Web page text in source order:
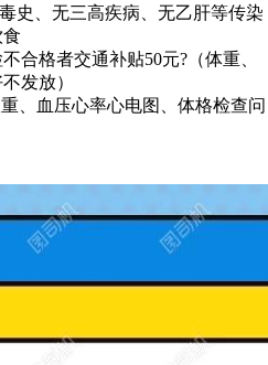
史、无三高疾病、无乙肝等传染
合格者交通补贴50元?（体重、
发放）
、血压心率心电图、体格检查问